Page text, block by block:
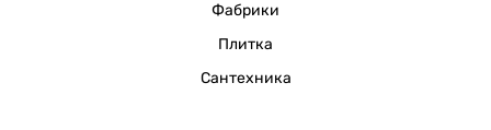
Фабрики
Плитка
Сантехника